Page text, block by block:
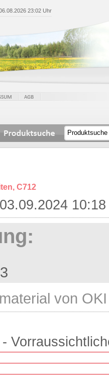
23:02 Uhr
C712
von OKI
-